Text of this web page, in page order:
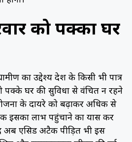
को पक्का घर
का उद्देश्य प्रदेश के किसी भी पात्र
पक्के घर की सुविधा से वंचित न रहने
के दायरे को बढ़ाकर अधिक से
लाभ पहुंचाने का प्रयास कर
अब एसिड अटैक पीड़ित भी इस